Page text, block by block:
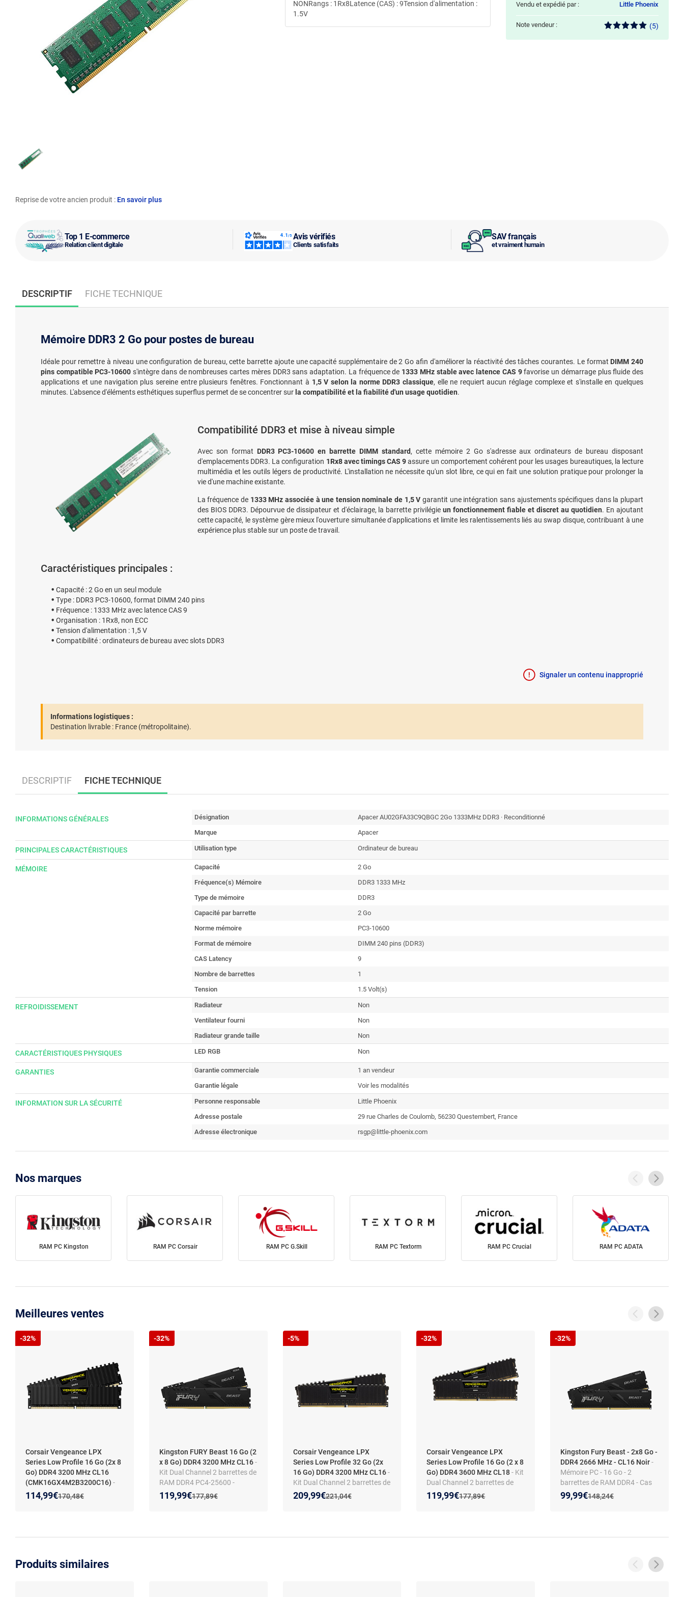
Top 1 E-commerce
Relation client digitale
Avis vérifiés
Clients satisfaits
SAV français
et vraiment humain
Reprise de votre ancien produit : En savoir plus
NONRangs : 1Rx8Latence (CAS) : 9Tension d'alimentation :
1.5V
Vendu et expédié par : Little Phoenix
Note vendeur : (5)
DESCRIPTIF FICHE TECHNIQUE
Mémoire DDR3 2 Go pour postes de bureau
Idéale pour remettre à niveau une configuration de bureau, cette barrette ajoute une capacité supplémentaire de 2 Go afin d'améliorer la réactivité des tâches courantes. Le format DIMM 240
pins compatible PC3-10600 s'intègre dans de nombreuses cartes mères DDR3 sans adaptation. La fréquence de 1333 MHz stable avec latence CAS 9favorise un démarrage plus fluide des
applications et une navigation plus sereine entre plusieurs fenêtres. Fonctionnant à 1,5 V selon la norme DDR3 classique, elle ne requiert aucun réglage complexe et s'installe en quelques
minutes. L'absence d'éléments esthétiques superflus permet de se concentrer sur la compatibilité et la fiabilité d'un usage quotidien.
Compatibilité DDR3 et mise à niveau simple
Avec son format DDR3 PC3-10600 en barrette DIMM standard, cette mémoire 2 Go s'adresse aux ordinateurs de bureau disposant
d'emplacements DDR3. La configuration 1Rx8 avec timings CAS 9assure un comportement cohérent pour les usages bureautiques, la lecture
multimédia et les outils légers de productivité. L'installation ne nécessite qu'un slot libre, ce qui en fait une solution pratique pour prolonger la
vie d'une machine existante.
La fréquence de 1333 MHz associée à une tension nominale de 1,5 V garantit une intégration sans ajustements spécifiques dans la plupart
des BIOS DDR3. Dépourvue de dissipateur et d'éclairage, la barrette privilégieun fonctionnement fiable et discret au quotidien. En ajoutant
cette capacité, le système gère mieux l'ouverture simultanée d'applications et limite les ralentissements liés au swap disque, contribuant à une
expérience plus stable sur un poste de travail.
Caractéristiques principales :
Capacité : 2 Go en un seul module
Type : DDR3 PC3-10600, format DIMM 240 pins
Fréquence : 1333 MHz avec latence CAS 9
Organisation : 1Rx8, non ECC
Tension d'alimentation : 1,5 V
Compatibilité : ordinateurs de bureau avec slots DDR3
Signaler un contenu inapproprié
Informations logistiques :
Destination livrable : France (métropolitaine).
DESCRIPTIF FICHE TECHNIQUE
INFORMATIONS GÉNÉRALES Désignation
Apacer AU02GFA33C9QBGC 2Go 1333MHz DDR3 · Reconditionné
Marque
Apacer
PRINCIPALES CARACTÉRISTIQUES Utilisation type Ordinateur de bureau
MÉMOIRE Capacité
2 Go
Fréquence(s) Mémoire
DDR3 1333 MHz
Type de mémoire
DDR3
Capacité par barrette
2 Go
Norme mémoire
PC3-10600
Format de mémoire
DIMM 240 pins (DDR3)
CAS Latency
9
Nombre de barrettes
1
Tension
1.5 Volt(s)
REFROIDISSEMENT Radiateur
Non
Ventilateur fourni
Non
Radiateur grande taille
Non
CARACTÉRISTIQUES PHYSIQUES LED RGB Non
GARANTIES Garantie commerciale
1 an vendeur
Garantie légale
Voir les modalités
INFORMATION SUR LA SÉCURITÉ Personne responsable
Little Phoenix
Adresse postale
29 rue Charles de Coulomb, 56230 Questembert, France
Adresse électronique
rsgp@little-phoenix.com
Nos marques
RAM PC Kingston RAM PC Corsair RAM PC G.Skill RAM PC Textorm RAM PC Crucial RAM PC ADATA
Meilleures ventes
Corsair Vengeance LPX
Series Low Profile 16 Go (2x 8
Go) DDR4 3200 MHz CL16
(CMK16GX4M2B3200C16) -
Kit Dual Channel 2 barrettes de
RAM DDR4 PC4-25600 -
Ancien prix :
170,48€
Nouveau prix :
114,99€
Réduction de :
-32%
Kingston FURY Beast 16 Go (2
x 8 Go) DDR4 3200 MHz CL16-
Kit Dual Channel 2 barrettes de
RAM DDR4 PC4-25600 -
KF432C16BBK2/16
Ancien prix :
177,89€
Nouveau prix :
119,99€
Réduction de :
-32%
Corsair Vengeance LPX
Series Low Profile 32 Go (2x
16 Go) DDR4 3200 MHz CL16-
Kit Dual Channel 2 barrettes de
RAM DDR4 PC4-25600 -
CMK32GX4M2E3200C16
Ancien prix :
221,04€
Nouveau prix :
209,99€
Réduction de :
-5%
Corsair Vengeance LPX
Series Low Profile 16 Go (2 x 8
Go) DDR4 3600 MHz CL18- Kit
Dual Channel 2 barrettes de
RAM DDR4 PC4-28800 -
CMK16GX4M2D3600C18
Ancien prix :
177,89€
Nouveau prix :
119,99€
Réduction de :
-32%
Kingston Fury Beast - 2x8 Go -
DDR4 2666 MHz - CL16 Noir-
Mémoire PC - 16 Go - 2
barrettes de RAM DDR4 - Cas
16 1.2V - (PC4-21300) - Noir
Ancien prix :
148,24€
Nouveau prix :
99,99€
Réduction de :
-32%
Produits similaires